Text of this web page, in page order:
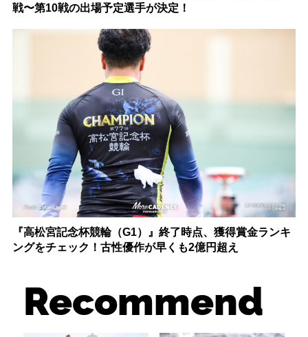
戦〜第10戦の出場予定選手が決定！
『高松宮記念杯競輪（G1）』終了時点、獲得賞金ランキ
ングをチェック！古性優作が早くも2億円超え
Recommend